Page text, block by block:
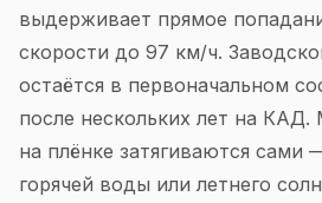
выдерживает прямое
скорости до 97 км/ч.
остаётся в первоначальном
после нескольких лет на
на плёнке затягиваются сами
горячей воды или летнего